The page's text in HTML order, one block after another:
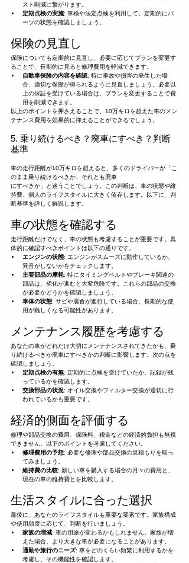
スト削減に繋がります。
定期点検の実施: 車検や法定点検を利用して、定期的にパ
ーツの状態を確認しましょう。
保険の見直し
保険についても定期的に見直し、必要に応じてプランを変更す
ることで、長期的に見ると修理費用を軽減できます。
自動車保険の内容を確認: 特に事故や損害の発生した場
合、適切な保障が得られるように見直しましょう。必要以
上の保証を受けている場合は、プランを変更することで費
用を削減できます。
以上のポイントを押さえることで、10万キロを超えた車のメン
テナンス費用を効果的に抑えることができるでしょう。
5. 乗り続けるべき？廃車にすべき？判断
基準
車の走行距離が10万キロを超えると、多くのドライバーが「こ
のまま乗り続けるべきか、それとも廃車
にすべきか」と迷うことでしょう。この判断は、車の状態や維
持費、個人のライフスタイルに大きく依存します。以下に、判
断基準を詳しく解説します。
車の状態を確認する
走行距離だけでなく、車の状態も考慮することが重要です。具
体的に確認すべきポイントは以下の通りです。
エンジンの状態: エンジンがスムーズに動作しているか、
異音がしないかをチェックします。
主要部品の摩耗: 特にタイミングベルトやブレーキ関連の
部品は、劣化が進むと大変危険です。これらの部品の交換
が必要かどうかを確認しましょう。
車体の状態: サビや腐食が進行している場合、長期的な使
用が難しくなる可能性があります。
メンテナンス履歴を考慮する
あなたの車がどれだけ大切にメンテナンスされてきたかも、乗
り続けるべきか廃車にすべきかの判断に影響します。次の点を
確認しましょう。
定期点検の有無: 定期的に点検を受けていたか、記録が残
っているかを確認します。
交換部品の状況: オイル交換やフィルター交換が適切に行
われているかも重要です。
経済的側面を評価する
修理や部品交換の費用、保険料、税金などの経済的負担も無視
できません。以下のポイントを考慮してください。
修理費用の予想: 必要な修理や部品交換の見積もりを取っ
てみましょう。
維持費の比較: 新しい車を購入する場合の月々の費用と、
現在の車の維持費とを比較します。
生活スタイルに合った選択
最後に、あなたのライフスタイルも重要な要素です。家族構成
や使用頻度に応じて、判断を行いましょう。
家族の増減: 車の用途が変わるかもしれません。家族が増
えた場合、より大きな車が必要になることがあります。
通勤や旅行のニーズ: 車をどのくらい頻繁に利用するかを
考慮し、その機能性を確認します。